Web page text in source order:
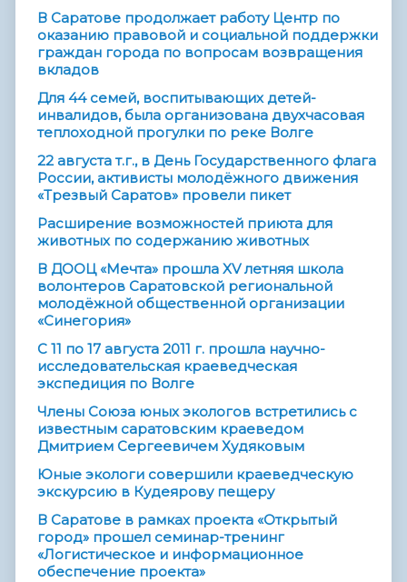
В Саратове продолжает работу Центр по
оказанию правовой и социальной поддержки
граждан города по вопросам возвращения
вкладов
Для 44 семей, воспитывающих детей-
инвалидов, была организована двухчасовая
теплоходной прогулки по реке Волге
22 августа т.г., в День Государственного флага
России, активисты молодёжного движения
«Трезвый Саратов» провели пикет
Расширение возможностей приюта для
животных по содержанию животных
В ДООЦ «Мечта» прошла XV летняя школа
волонтеров Саратовской региональной
молодёжной общественной организации
«Синегория»
С 11 по 17 августа 2011 г. прошла научно-
исследовательская краеведческая
экспедиция по Волге
Члены Союза юных экологов встретились с
известным саратовским краеведом
Дмитрием Сергеевичем Худяковым
Юные экологи совершили краеведческую
экскурсию в Кудеярову пещеру
В Саратове в рамках проекта «Открытый
город» прошел семинар-тренинг
«Логистическое и информационное
обеспечение проекта»